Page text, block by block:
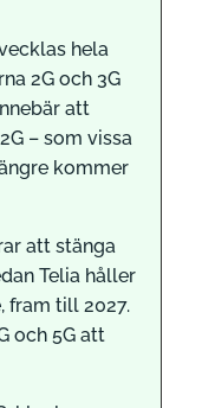
hela
2G och 3G
att
– som vissa
kommer
att stänga
Telia håller
fram till 2027.
och 5G att